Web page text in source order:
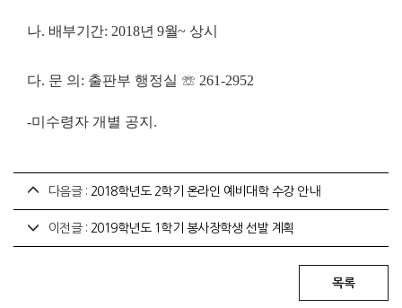
나. 배부기간: 2018년 9월~ 상시
다. 문 의 : 출판부 행정실 ☏ 261-2952
-미수령자 개별 공지.
다음글 : 2018학년도 2학기 온라인 예비대학 수강 안내
이전글 : 2019학년도 1학기 봉사장학생 선발 계획